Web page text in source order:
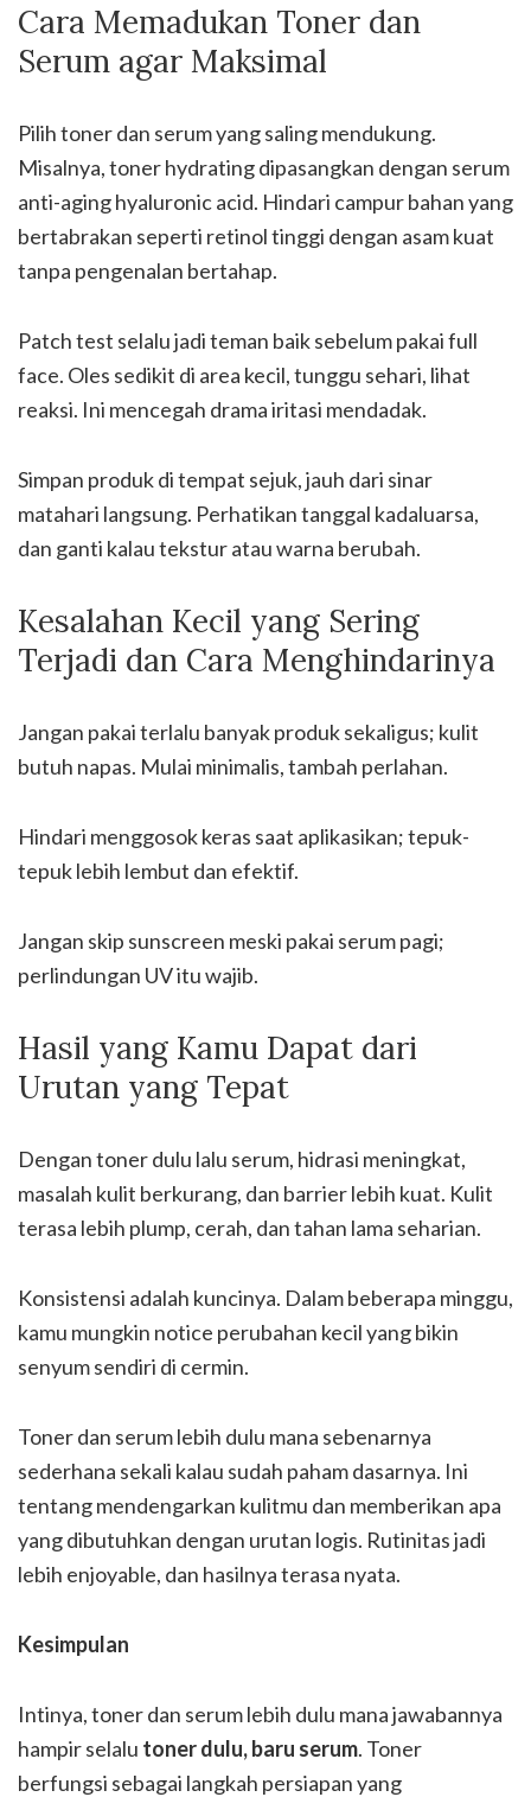
Cara Memadukan Toner dan
Serum agar Maksimal
Pilih toner dan serum yang saling mendukung.
Misalnya, toner hydrating dipasangkan dengan serum
anti-aging hyaluronic acid. Hindari campur bahan yang
bertabrakan seperti retinol tinggi dengan asam kuat
tanpa pengenalan bertahap.
Patch test selalu jadi teman baik sebelum pakai full
face. Oles sedikit di area kecil, tunggu sehari, lihat
reaksi. Ini mencegah drama iritasi mendadak.
Simpan produk di tempat sejuk, jauh dari sinar
matahari langsung. Perhatikan tanggal kadaluarsa,
dan ganti kalau tekstur atau warna berubah.
Kesalahan Kecil yang Sering
Terjadi dan Cara Menghindarinya
Jangan pakai terlalu banyak produk sekaligus; kulit
butuh napas. Mulai minimalis, tambah perlahan.
Hindari menggosok keras saat aplikasikan; tepuk-
tepuk lebih lembut dan efektif.
Jangan skip sunscreen meski pakai serum pagi;
perlindungan UV itu wajib.
Hasil yang Kamu Dapat dari
Urutan yang Tepat
Dengan toner dulu lalu serum, hidrasi meningkat,
masalah kulit berkurang, dan barrier lebih kuat. Kulit
terasa lebih plump, cerah, dan tahan lama seharian.
Konsistensi adalah kuncinya. Dalam beberapa minggu,
kamu mungkin notice perubahan kecil yang bikin
senyum sendiri di cermin.
Toner dan serum lebih dulu mana sebenarnya
sederhana sekali kalau sudah paham dasarnya. Ini
tentang mendengarkan kulitmu dan memberikan apa
yang dibutuhkan dengan urutan logis. Rutinitas jadi
lebih enjoyable, dan hasilnya terasa nyata.
Kesimpulan
Intinya, toner dan serum lebih dulu mana jawabannya
hampir selalu toner dulu, baru serum. Toner
berfungsi sebagai langkah persiapan yang